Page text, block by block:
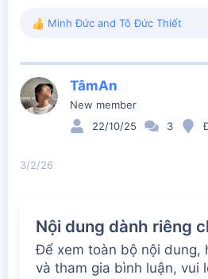
R
t
i
o
Minh Đức and Tô Đức Thiết
TâmAn
New member
22/10/25
3
3/2/26
Nội dung dành riêng
Để xem toàn bộ nội dung,
và tham gia bình luận, vui